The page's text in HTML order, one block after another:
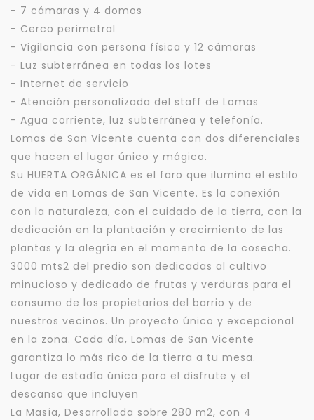
- 7 cámaras y 4 domos
- Cerco perimetral
- Vigilancia con persona física y 12 cámaras
- Luz subterránea en todas los lotes
- Internet de servicio
- Atención personalizada del staff de Lomas
- Agua corriente, luz subterránea y telefonía.
Lomas de San Vicente cuenta con dos diferenciales
que hacen el lugar único y mágico.
Su HUERTA ORGÁNICA es el faro que ilumina el estilo
de vida en Lomas de San Vicente. Es la conexión
con la naturaleza, con el cuidado de la tierra, con la
dedicación en la plantación y crecimiento de las
plantas y la alegría en el momento de la cosecha.
3000 mts2 del predio son dedicadas al cultivo
minucioso y dedicado de frutas y verduras para el
consumo de los propietarios del barrio y de
nuestros vecinos. Un proyecto único y excepcional
en la zona. Cada día, Lomas de San Vicente
garantiza lo más rico de la tierra a tu mesa.
Lugar de estadía única para el disfrute y el
descanso que incluyen
La Masía, Desarrollada sobre 280 m2, con 4